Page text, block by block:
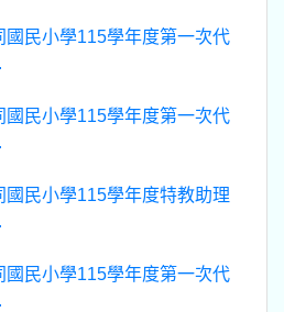
國民小學115學年度第一次代
國民小學115學年度第一次代
國民小學115學年度特教助理
國民小學115學年度第一次代